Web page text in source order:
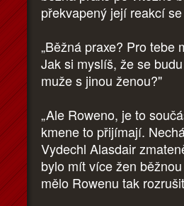
překvapený její reakcí
„Běžná praxe? Pro tebe
Jak si myslíš, že se
muže s jinou ženou?"
„Ale Roweno, je to
kmene to přijímají.
Vydechl Alasdair
bylo mít více žen
mělo Rowenu tak